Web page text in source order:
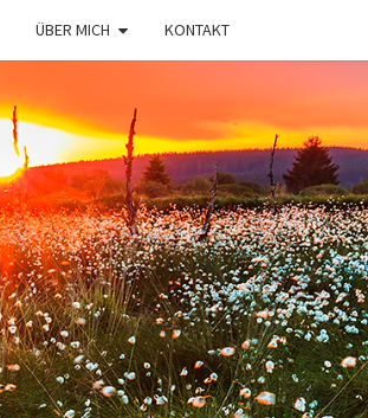
ÜBER MICH KONTAKT